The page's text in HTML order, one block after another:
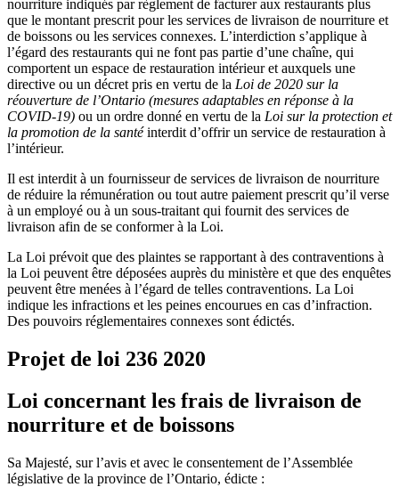
nourriture indiqués par règlement de facturer aux restaurants plus
que le montant prescrit pour les services de livraison de nourriture et
de boissons ou les services connexes. L’interdiction s’applique à
l’égard des restaurants qui ne font pas partie d’une chaîne, qui
comportent un espace de restauration intérieur et auxquels une
directive ou un décret pris en vertu de la Loi de 2020 sur la
réouverture de l’Ontario (mesures adaptables en réponse à la
COVID-19) ou un ordre donné en vertu de la Loi sur la protection et
la promotion de la santéinterdit d’offrir un service de restauration à
l’intérieur.
Il est interdit à un fournisseur de services de livraison de nourriture
de réduire la rémunération ou tout autre paiement prescrit qu’il verse
à un employé ou à un sous-traitant qui fournit des services de
livraison afin de se conformer à la Loi.
La Loi prévoit que des plaintes se rapportant à des contraventions à
la Loi peuvent être déposées auprès du ministère et que des enquêtes
peuvent être menées à l’égard de telles contraventions. La Loi
indique les infractions et les peines encourues en cas d’infraction.
Des pouvoirs réglementaires connexes sont édictés.
Projet de loi 236 2020
Loi concernant les frais de livraison de
nourriture et de boissons
Sa Majesté, sur l’avis et avec le consentement de l’Assemblée
législative de la province de l’Ontario, édicte :